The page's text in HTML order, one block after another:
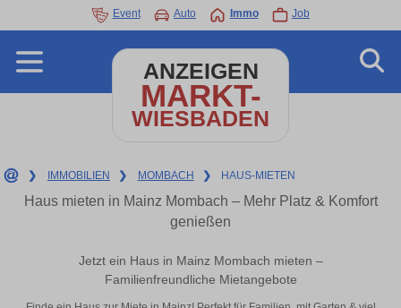
Event Auto Immo Job
ANZEIGEN
MARKT-
WIESBADEN
❯ IMMOBILIEN ❯ MOMBACH ❯ HAUS-MIETEN
Haus mieten in Mainz Mombach – Mehr Platz & Komfort
genießen
Jetzt ein Haus in Mainz Mombach mieten –
Familienfreundliche Mietangebote